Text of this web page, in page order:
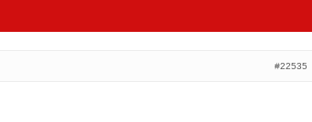
#22535